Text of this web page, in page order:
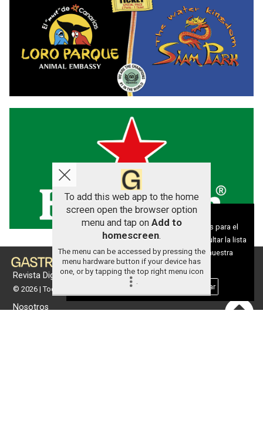
Revista Digital de gastronomía
© 2026 | Todos los derechos reservados
Nosotros
To add this web app to the home
screen open the browser option
menu and tap on Add to
homescreen.
The menu can be accessed by pressing the
menu hardware button if your device has
one, or by tapping the top right menu icon
.
Aviso sobre el Uso de cookies:
Utilizamos cookies nuestras y de terceros para el
funcionamiento del digital. Puedes consultar la lista
de cookies y como desconectarlas. Ver nuestra
Política de Privacidad y Cookies
Aceptar Cookies Personalizar